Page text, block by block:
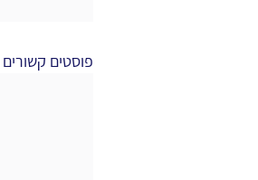
פוסטים קשורים